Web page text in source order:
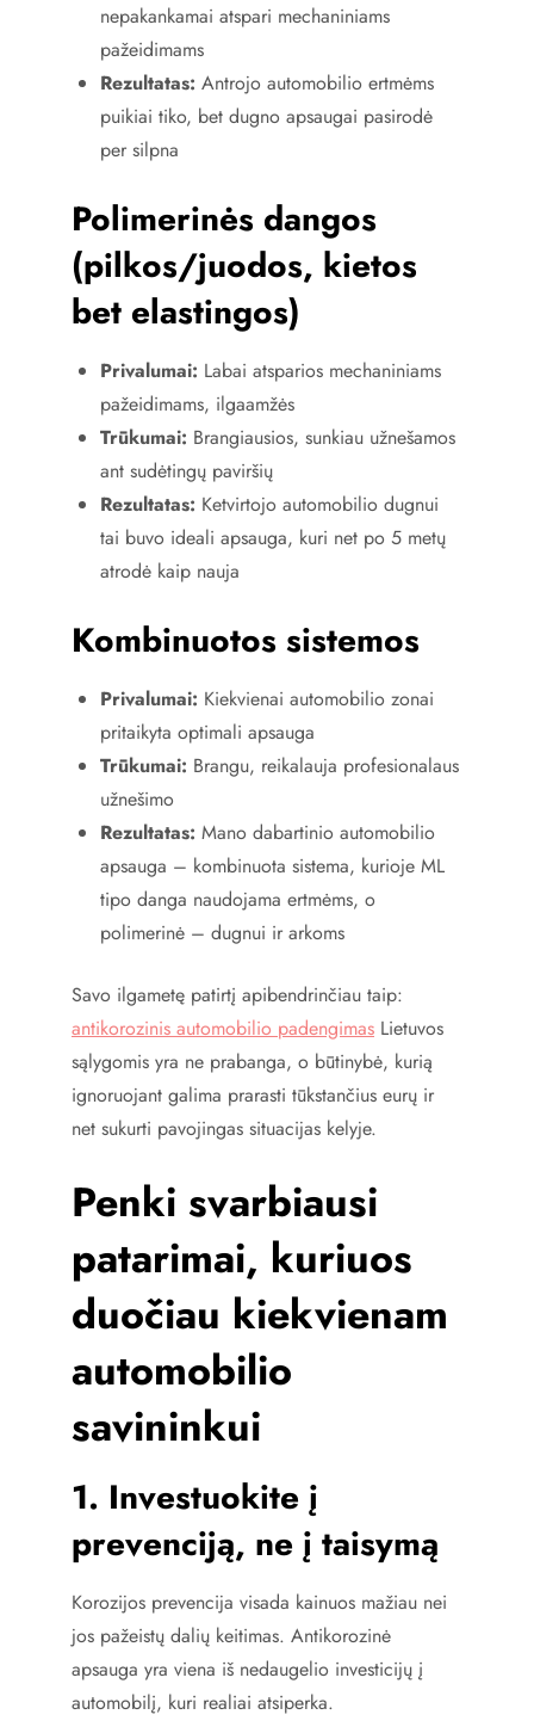
nepakankamai atspari mechaniniams
pažeidimams
Rezultatas: Antrojo automobilio ertmėms
puikiai tiko, bet dugno apsaugai pasirodė
per silpna
Polimerinės dangos
(pilkos/juodos, kietos
bet elastingos)
Privalumai: Labai atsparios mechaniniams
pažeidimams, ilgaamžės
Trūkumai: Brangiausios, sunkiau užnešamos
ant sudėtingų paviršių
Rezultatas: Ketvirtojo automobilio dugnui
tai buvo ideali apsauga, kuri net po 5 metų
atrodė kaip nauja
Kombinuotos sistemos
Privalumai: Kiekvienai automobilio zonai
pritaikyta optimali apsauga
Trūkumai: Brangu, reikalauja profesionalaus
užnešimo
Rezultatas: Mano dabartinio automobilio
apsauga – kombinuota sistema, kurioje ML
tipo danga naudojama ertmėms, o
polimerinė – dugnui ir arkoms
Savo ilgametę patirtį apibendrinčiau taip:
antikorozinis automobilio padengimas Lietuvos
sąlygomis yra ne prabanga, o būtinybė, kurią
ignoruojant galima prarasti tūkstančius eurų ir
net sukurti pavojingas situacijas kelyje.
Penki svarbiausi
patarimai, kuriuos
duočiau kiekvienam
automobilio
savininkui
1. Investuokite į
prevenciją, ne į taisymą
Korozijos prevencija visada kainuos mažiau nei
jos pažeistų dalių keitimas. Antikorozinė
apsauga yra viena iš nedaugelio investicijų į
automobilį, kuri realiai atsiperka.